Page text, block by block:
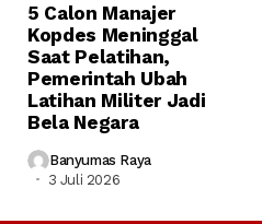
5 Calon Manajer
Kopdes Meninggal
Saat Pelatihan,
Pemerintah Ubah
Latihan Militer Jadi
Bela Negara
Banyumas Raya
3 Juli 2026